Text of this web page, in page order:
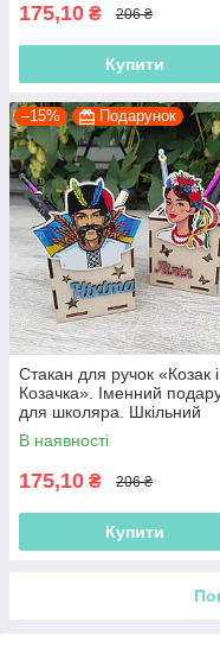
175,10 ₴ 206 ₴
Купити
–15% Подарунок
Стакан для ручок «Козак і
Козачка». Іменний
для школяра. Шкільний
подарунок. Канцелярський
стакан
В наявності
175,10 ₴ 206 ₴
Купити